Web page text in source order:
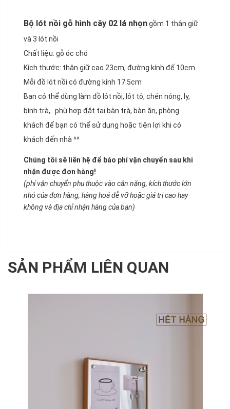
Bộ lót nồi gỗ hình cây 02 lá nhọngồm 1 thân giữ
và 3 lót nồi
Chất liệu: gỗ óc chó
Kích thước: thân giữ cao 23cm, đường kính đế 10cm.
Mỗi đồ lót nồi có đường kính 17.5cm
Bạn có thể dùng làm đồ lót nồi, lót tô, chén nóng, ly,
bình trà,...phù hơp đặt tại bàn trà, bàn ăn, phòng
khách để bạn có thể sử dụng hoặc tiện lợi khi có
khách đến nhà ^^
Chúng tôi sẽ liên hệ để báo phí vận chuyển sau khi
nhận được đơn hàng!
(phí vận chuyển phụ thuộc vào cân nặng, kích thước lớn
nhỏ của đơn hàng, hàng hoá dễ vỡ hoặc giá trị cao hay
không và địa chỉ nhận hàng của bạn)
SẢN PHẨM LIÊN QUAN